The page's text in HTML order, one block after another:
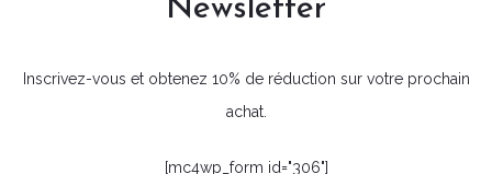
Newsletter
Inscrivez-vous et obtenez 10% de réduction sur votre prochain
achat.
[mc4wp_form id="306"]